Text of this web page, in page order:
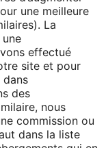
une meilleure
La
effectué
site et pour
des
nous
commission ou
dans la liste